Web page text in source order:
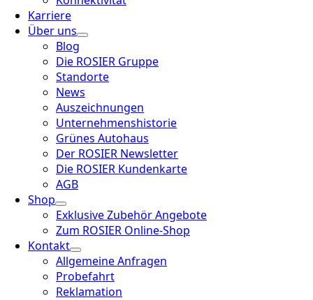
Karriere
Über uns
Blog
Die ROSIER Gruppe
Standorte
News
Auszeichnungen
Unternehmenshistorie
Grünes Autohaus
Der ROSIER Newsletter
Die ROSIER Kundenkarte
AGB
Shop
Exklusive Zubehör Angebote
Zum ROSIER Online-Shop
Kontakt
Allgemeine Anfragen
Probefahrt
Reklamation